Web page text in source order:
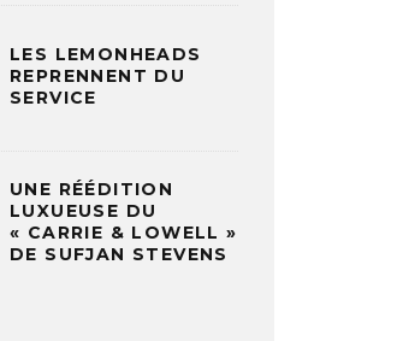
LES LEMONHEADS
REPRENNENT DU
SERVICE
UNE RÉÉDITION
LUXUEUSE DU
« CARRIE & LOWELL »
DE SUFJAN STEVENS